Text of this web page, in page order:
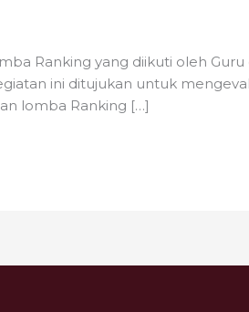
Ranking yang diikuti oleh
ini ditujukan untuk
lomba Ranking […]